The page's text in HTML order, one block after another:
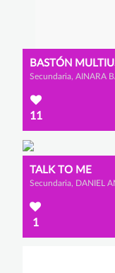
BASTÓN
11
TALK TO ME
1